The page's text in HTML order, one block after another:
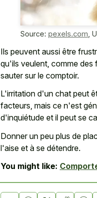
Source: pexels.com
Ils peuvent aussi être
qu'ils veulent, comme des
sauter sur le comptoir.
L'irritation d'un chat peut
facteurs, mais ce n'est
d'inquiétude et il peut se
Donner un peu plus de
l'aise et à se détendre.
You might like: